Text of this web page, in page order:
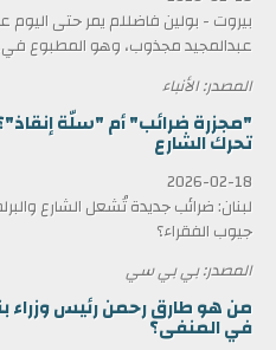
بيروت - بولين فاضللم يمر حتى اليوم
عبدالمجيد مجذوب، وهو المطبوع
المصدر: الأنباء
"مجزرة ضرائب" أم "سلّة إنقاذ"؟
تحرك الشارع
2026-02-18
لبنان: ضرائب جديدة تُشعل الشارع
جيوب الفقراء؟
المصدر: بي بي سي
في المنفى؟